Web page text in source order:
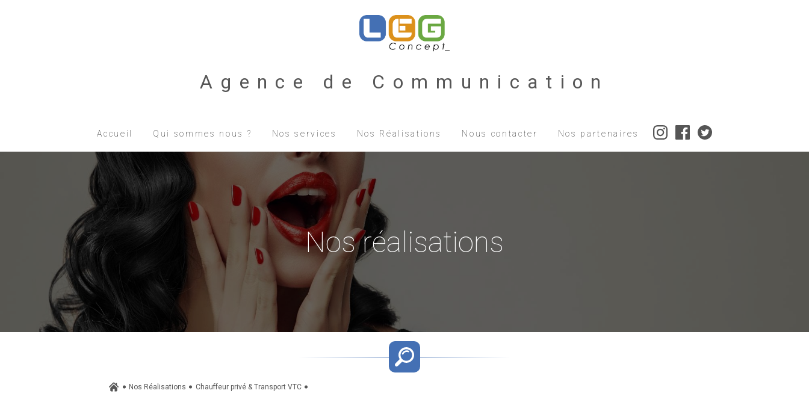
Agence de Communication
Accueil Qui sommes nous ? Nos services Nos Réalisations Nous contacter Nos partenaires
Nos réalisations
Nos Réalisations Chauffeur privé & Transport VTC